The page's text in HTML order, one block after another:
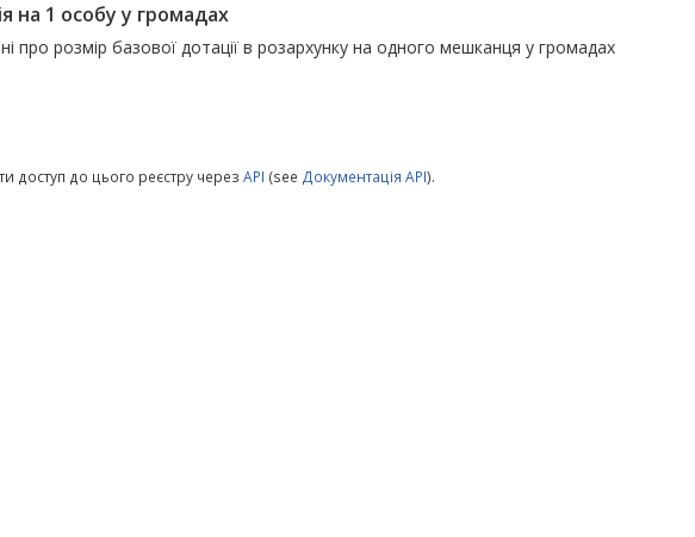
на 1 особу у громадах
про розмір базової дотації в розархунку на одного мешканця у громадах
доступ до цього реєстру через API (see Документація API).